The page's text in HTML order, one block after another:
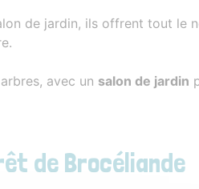
de jardin, ils offrent tout le
avec un salon de jardin
de Brocéliande